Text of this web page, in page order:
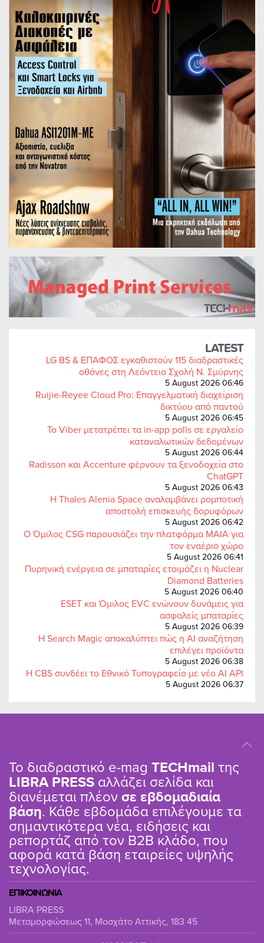
LATEST
LG BS & ΕΠΑΦΟΣ εγκαθιστούν 115 διαδραστικές
οθόνες στη Λεόντειο Σχολή Ν. Σμύρνης
5 August 2026 06:46
Ruijie-Reyee Cloud Pro: Επαγγελματική διαχείριση
δικτύου από παντού
5 August 2026 06:45
Το Viber μετατρέπει τα in-app polls σε εργαλείο
καταναλωτικών δεδομένων
5 August 2026 06:44
Radisson και Accenture φέρνουν τα ξενοδοχεία στο
ChatGPT
5 August 2026 06:43
Η Thales Alenia Space αναλαμβάνει ρομποτική
αποστολή επισκευής δορυφόρων
5 August 2026 06:42
Ο Όμιλος CSG παρουσιάζει την πλατφόρμα MAIA για
τον εναέριο χώρο
5 August 2026 06:41
Πυρηνική ενέργεια σε μπαταρίες ετοιμάζει η Nuclear
Diamond Batteries
5 August 2026 06:40
ESET και Όμιλος EVC ενώνουν δυνάμεις για
ασφαλείς μπαταρίες
5 August 2026 06:39
Η Search Magic αποκαλύπτει πώς η AI αναζήτηση
επιλέγει προϊόντα
5 August 2026 06:38
Η CBS συνδέει το Εθνικό Τυπογραφείο με νέο AI API
5 August 2026 06:37
Το διαδραστικό e-mag TΕCHmail της
LIBRA PRESS αλλάζει σελίδα και
διανέμεται πλέον σε εβδομαδιαία
βάση. Κάθε εβδομάδα επιλέγουμε τα
σημαντικότερα νέα, ειδήσεις και
ρεπορτάζ από τον B2B κλάδο, που
αφορά κατά βάση εταιρείες υψηλής
τεχνολογίας.
ΕΠΙΚΟΙΝΩΝΙΑ
LIBRA PRESS
Μεταμορφώσεως 11, Μοσχάτο Αττικής, 183 45